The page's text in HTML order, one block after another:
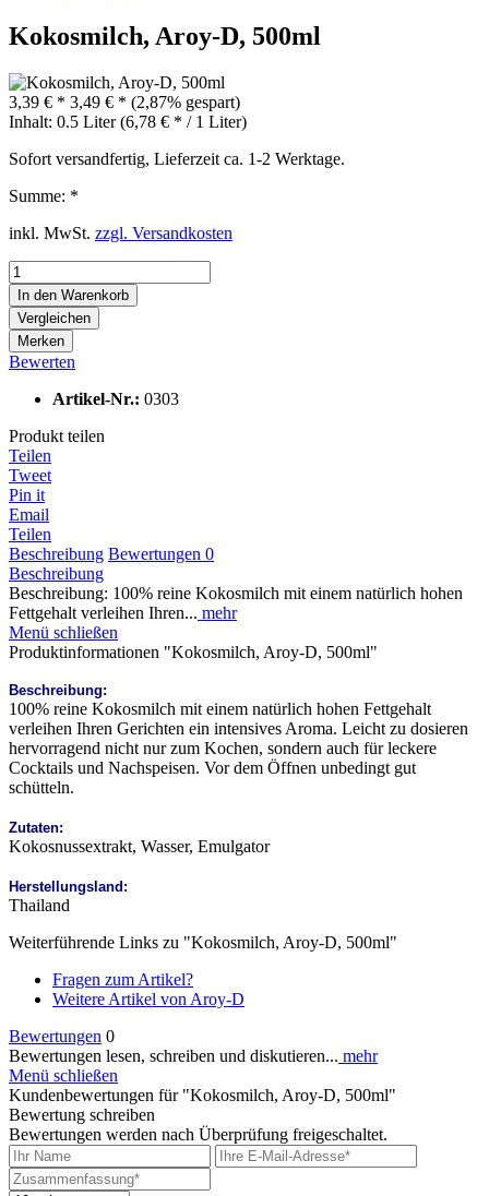
Kokosmilch, Aroy-D, 500ml
3,39 € * 3,49 € * (2,87% gespart)
Inhalt: 0.5 Liter (6,78 € * / 1 Liter)
Sofort versandfertig, Lieferzeit ca. 1-2 Werktage.
Summe: *
inkl. MwSt. zzgl. Versandkosten
In den Warenkorb
Vergleichen
Merken
Bewerten
Artikel-Nr.: 0303
Produkt teilen
Teilen
Tweet
Pin it
Email
Teilen
Beschreibung Bewertungen 0
Beschreibung
Beschreibung: 100% reine Kokosmilch mit einem natürlich hohen
Fettgehalt verleihen Ihren... mehr
Menü schließen
Produktinformationen "Kokosmilch, Aroy-D, 500ml"
Beschreibung:
100% reine Kokosmilch mit einem natürlich hohen Fettgehalt
verleihen Ihren Gerichten ein intensives Aroma. Leicht zu dosieren
hervorragend nicht nur zum Kochen, sondern auch für leckere
Cocktails und Nachspeisen. Vor dem Öffnen unbedingt gut
schütteln.
Zutaten:
Kokosnussextrakt, Wasser, Emulgator
Herstellungsland:
Thailand
Weiterführende Links zu "Kokosmilch, Aroy-D, 500ml"
Fragen zum Artikel?
Weitere Artikel von Aroy-D
Bewertungen 0
Bewertungen lesen, schreiben und diskutieren... mehr
Menü schließen
Kundenbewertungen für "Kokosmilch, Aroy-D, 500ml"
Bewertung schreiben
Bewertungen werden nach Überprüfung freigeschaltet.